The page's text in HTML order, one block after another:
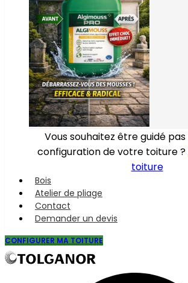
Vous souhaitez être guidé
configuration de votre toiture ?
toiture
Bois
Atelier de pliage
Contact
Demander un devis
CONFIGURER MA TOITURE